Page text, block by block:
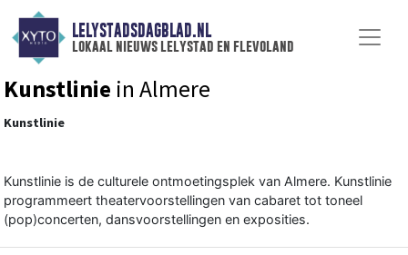
LELYSTADSDAGBLAD.NL
lokaal nieuws lelystad en flevoland
Kunstlinie in Almere
Kunstlinie
Kunstlinie is de culturele ontmoetingsplek van Almere. Kunstlinie
programmeert theatervoorstellingen van cabaret tot toneel
(pop)concerten, dansvoorstellingen en exposities.